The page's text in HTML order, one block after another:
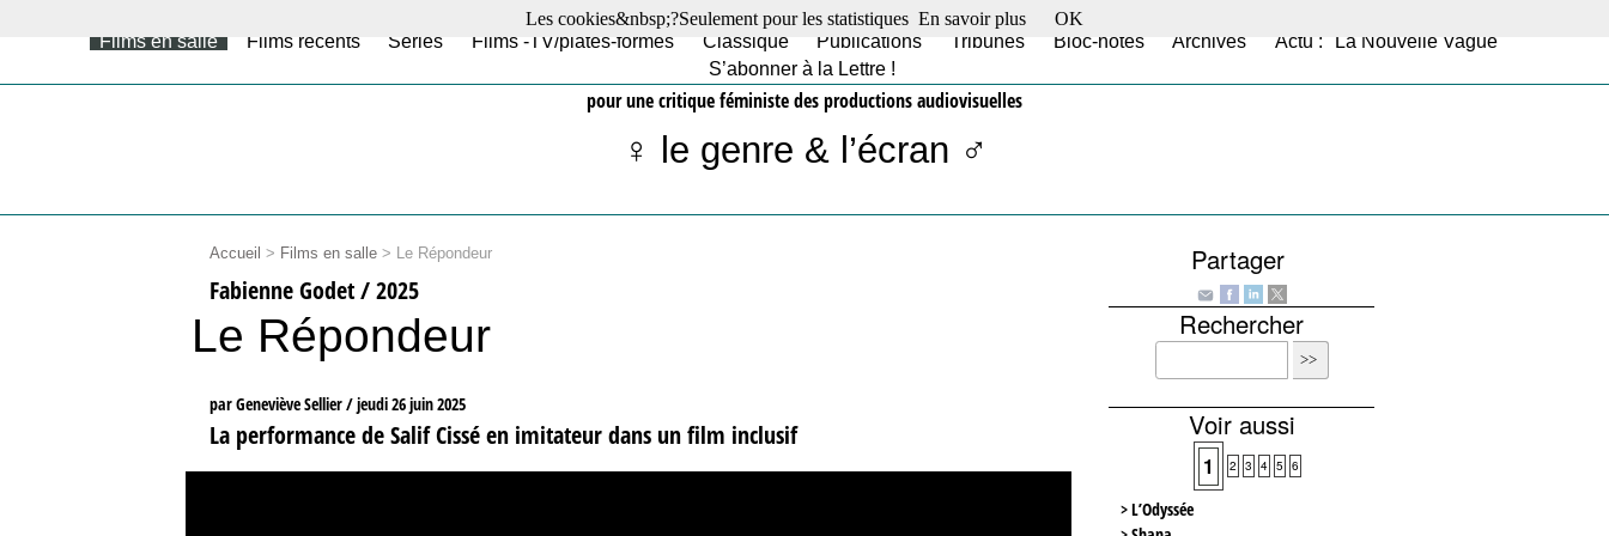
Films en salle Films récents Séries Films -TV/plates-formes Classique Publications Tribunes Bloc-notes Archives
Actu : "La Nouvelle Vague"
S’abonner à la Lettre !
pour une critique féministe des productions audiovisuelles
♀ le genre & l’écran ♂
Accueil > Films en salle> Le Répondeur
Fabienne Godet / 2025
Le Répondeur
par Geneviève Sellier /jeudi 26 juin 2025
La performance de Salif Cissé en imitateur dans un film inclusif
Partager
Rechercher
Voir aussi
1 2 3 4 5 6
> L’Odyssée
Les cookies&nbsp;?Seulement pour les statistiques En savoir plus OK